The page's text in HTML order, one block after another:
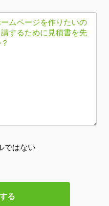
ではない